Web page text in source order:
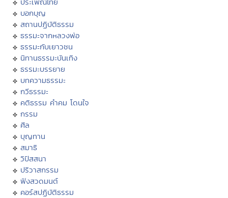
บอกบุญ
สถานปฏิบัติธรรม
ธรรมะจากหลวงพ่อ
ธรรมะกับเยาวชน
นิทานธรรมะบันเทิง
ธรรมะบรรยาย
บทความธรรมะ
กวีธรรมะ
คติธรรม คำคม โดนใจ
กรรม
ศีล
บุญทาน
สมาธิ
วิปัสสนา
ปริวาสกรรม
ฟังสวดมนต์
คอร์สปฏิบัติธรรม